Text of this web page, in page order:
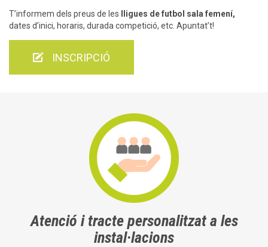
T’informem dels preus de les lligues de futbol sala femení,
dates d’inici, horaris, durada competició, etc. Apuntat’t!
 INSCRIPCIÓ
Atenció i tracte personalitzat a les
instal·lacions